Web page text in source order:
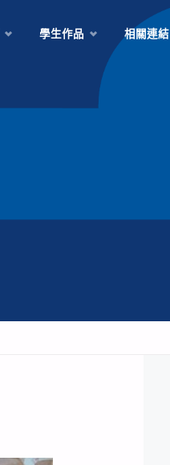
學生作品 相關連結